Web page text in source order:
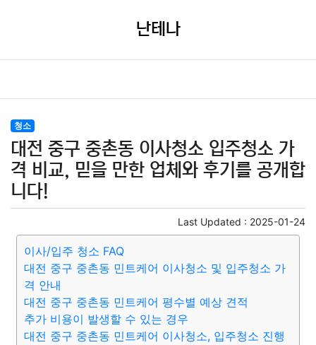
난테나
청소
대전 중구 중촌동 이사청소 입주청소 가
격 비교, 믿을 만한 업체와 후기를 공개합
니다!
Last Updated : 2025-01-24
이사/입주 청소 FAQ
대전 중구 중촌동 민트케어 이사청소 및 입주청소 가
격 안내
대전 중구 중촌동 민트케어 평수별 예상 견적
추가 비용이 발생할 수 있는 경우
대전 중구 중촌동 민트케어 이사청소, 입주청소 진행